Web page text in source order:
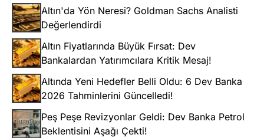
Altın'da Yön Neresi? Goldman Sachs Analisti
Değerlendirdi
Altın Fiyatlarında Büyük Fırsat: Dev
Bankalardan Yatırımcılara Kritik Mesaj!
Altında Yeni Hedefler Belli Oldu: 6 Dev Banka
2026 Tahminlerini Güncelledi!
Peş Peşe Revizyonlar Geldi: Dev Banka Petrol
Beklentisini Aşağı Çekti!